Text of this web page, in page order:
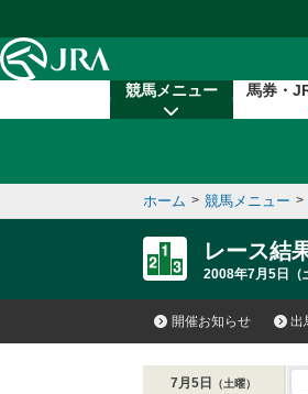
競馬メニュー 馬券・
ホーム > 競馬メニュー >
レース結
2008年7月5日（
開催お知らせ 出
7月5日 （土曜）